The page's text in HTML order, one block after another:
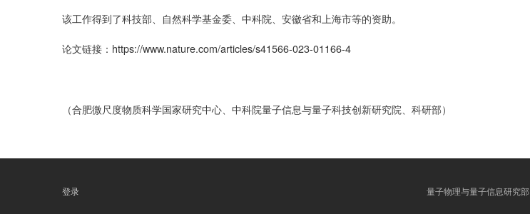
该工作得到了科技部、自然科学基金委、中科院、安徽省和上海市等的资助。
论文链接： https://www.nature.com/articles/s41566-023-01166-4
（合肥微尺度物质科学国家研究中心、中科院量子信息与量子科技创新研究院、科研部）
登录 量子物理与量子信息研究部